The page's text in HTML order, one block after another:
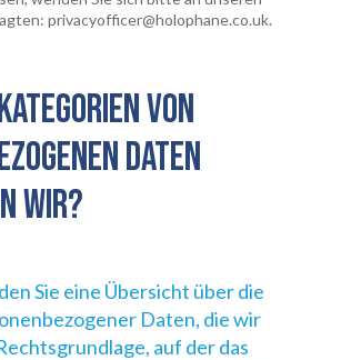
privacyofficer@holophane.co.uk.
VON
DATEN
WIR?
Sie eine Übersicht über die
Daten, die wir
auf der das